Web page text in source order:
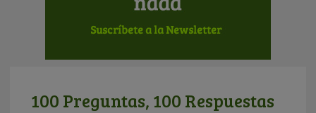
100 Preguntas, 100 Respuestas